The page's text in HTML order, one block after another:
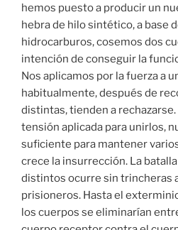
hemos puesto a producir un
hebra de hilo sintético, a base
hidrocarburos, cosemos dos
intención de conseguir la
Nos aplicamos por la fuerza a
habitualmente, después de
distintas, tienden a rechazarse.
tensión aplicada para unirlos,
suficiente para mantener
crece la insurrección. La
distintos ocurre sin trincheras
prisioneros. Hasta el
los cuerpos se eliminarían